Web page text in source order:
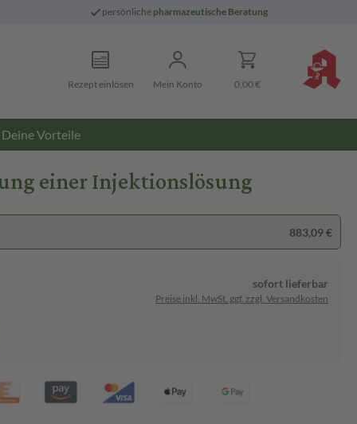
persönliche pharmazeutische Beratung
Rezept einlösen Mein Konto 0,00 €
Deine Vorteile
einer Injektionslösung
883,09 €
sofort lieferbar
Preise inkl. MwSt. ggf. zzgl. Versandkosten